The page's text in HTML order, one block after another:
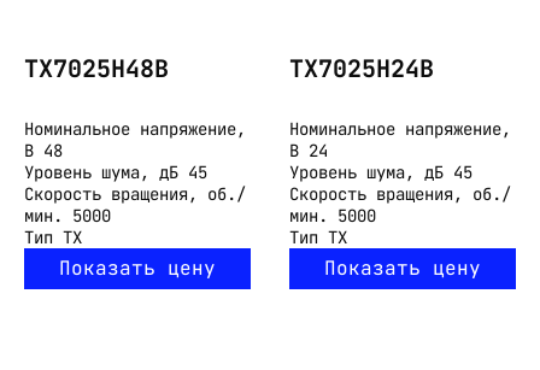
TX7025H48B
Номинальное напряжение,
В 48
Уровень шума, дБ 45
Скорость вращения, об./
мин.
5000
Тип TX
Показать цену
TX7025H24B
Номинальное напряжение,
В 24
Уровень шума, дБ 45
Скорость вращения, об./
мин.
5000
Тип TX
Показать цену